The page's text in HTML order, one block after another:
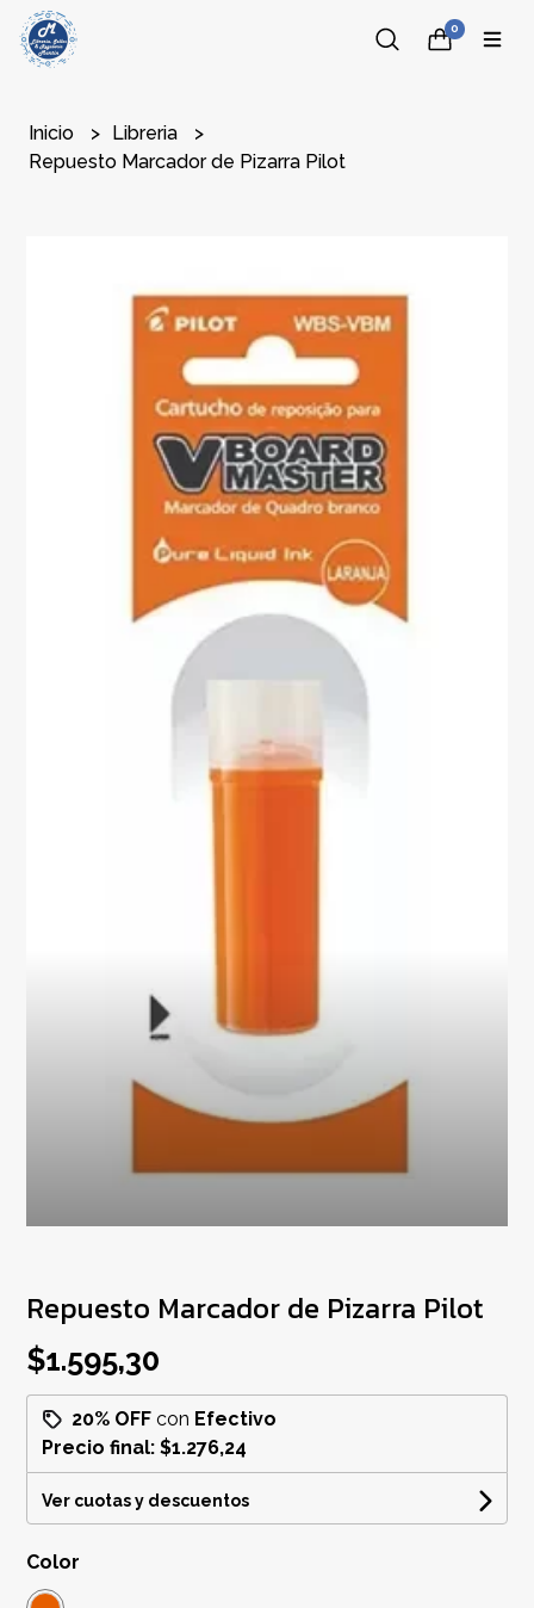
0
Inicio
Libreria
Repuesto Marcador de Pizarra Pilot
Repuesto Marcador de Pizarra Pilot
$1.595,30
20% OFF con Efectivo
Precio final:$1.276,24
Ver cuotas y descuentos
Color